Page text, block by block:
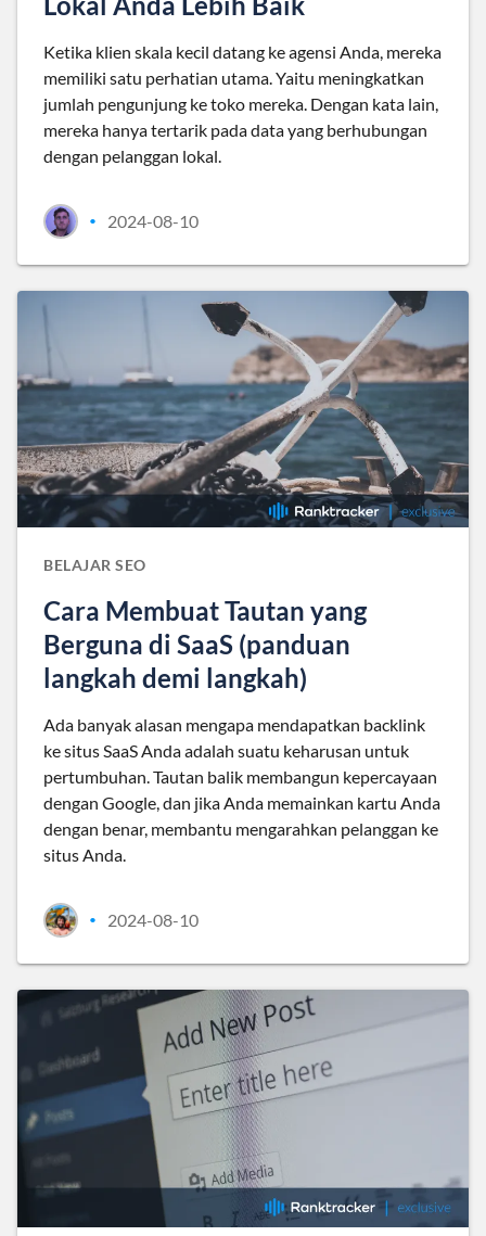
Ketika klien skala kecil datang ke agensi Anda, mereka
memiliki satu perhatian utama. Yaitu meningkatkan
jumlah pengunjung ke toko mereka. Dengan kata lain,
mereka hanya tertarik pada data yang berhubungan
dengan pelanggan lokal.
• 2024-08-10
BELAJAR SEO
Cara Membuat Tautan yang
Berguna di SaaS (panduan
langkah demi langkah)
Ada banyak alasan mengapa mendapatkan backlink
ke situs SaaS Anda adalah suatu keharusan untuk
pertumbuhan. Tautan balik membangun kepercayaan
dengan Google, dan jika Anda memainkan kartu Anda
dengan benar, membantu mengarahkan pelanggan ke
situs Anda.
• 2024-08-10